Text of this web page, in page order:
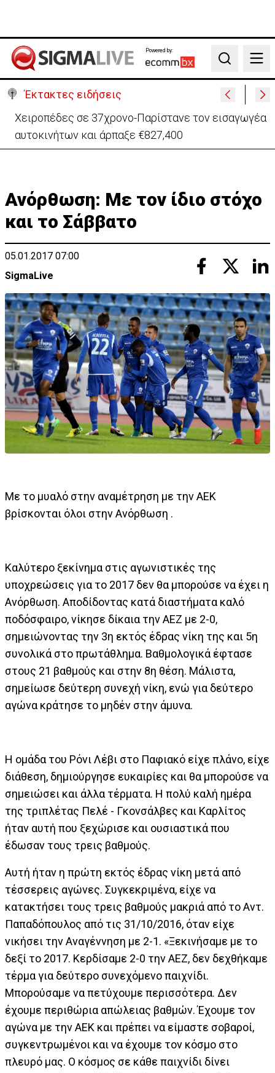
Powered by:
Search
Έκτακτες ειδήσεις
ΠτΔ προς νέα μέλη Κυβέρνησης: Μηδενική πίστωση
χρόνου-Δουλειά 24 ώρες το 24ωρο
Ανόρθωση: Με τον ίδιο στόχο
και το Σάββατο
05.01.2017 07:00
SigmaLive
Με το μυαλό στην αναμέτρηση με την ΑΕΚ
βρίσκονται όλοι στην Ανόρθωση .
Καλύτερο ξεκίνημα στις αγωνιστικές της
υποχρεώσεις για το 2017 δεν θα μπορούσε να έχει η
Ανόρθωση. Αποδίδοντας κατά διαστήματα καλό
ποδόσφαιρο, νίκησε δίκαια την ΑΕΖ με 2-0,
σημειώνοντας την 3η εκτός έδρας νίκη της και 5η
συνολικά στο πρωτάθλημα. Βαθμολογικά έφτασε
στους 21 βαθμούς και στην 8η θέση. Μάλιστα,
σημείωσε δεύτερη συνεχή νίκη, ενώ για δεύτερο
αγώνα κράτησε το μηδέν στην άμυνα.
Η ομάδα του Ρόνι Λέβι στο Παφιακό είχε πλάνο, είχε
διάθεση, δημιούργησε ευκαιρίες και θα μπορούσε να
σημειώσει και άλλα τέρματα. Η πολύ καλή ημέρα
της τριπλέτας Πελέ - Γκονσάλβες και Καρλίτος
ήταν αυτή που ξεχώρισε και ουσιαστικά που
έδωσαν τους τρεις βαθμούς.
Αυτή ήταν η πρώτη εκτός έδρας νίκη μετά από
τέσσερεις αγώνες. Συγκεκριμένα, είχε να
κατακτήσει τους τρεις βαθμούς μακριά από το Αντ.
Παπαδόπουλος από τις 31/10/2016, όταν είχε
νικήσει την Αναγέννηση με 2-1. «Ξεκινήσαμε με το
δεξί το 2017. Κερδίσαμε 2-0 την ΑΕΖ, δεν δεχθήκαμε
τέρμα για δεύτερο συνεχόμενο παιχνίδι.
Μπορούσαμε να πετύχουμε περισσότερα. Δεν
έχουμε περιθώρια απώλειας βαθμών. Έχουμε τον
αγώνα με την ΑΕΚ και πρέπει να είμαστε σοβαροί,
συγκεντρωμένοι και να έχουμε τον κόσμο στο
πλευρό μας. Ο κόσμος σε κάθε παιχνίδι δίνει